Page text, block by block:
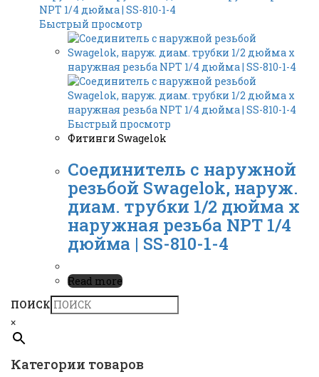
Быстрый просмотр
Быстрый просмотр
Фитинги Swagelok
Соединитель с наружной
резьбой Swagelok, наруж.
диам. трубки 1/2 дюйма x
наружная резьба NPT 1/4
дюйма | SS-810-1-4
Read more
ПОИСК
×
Категории товаров